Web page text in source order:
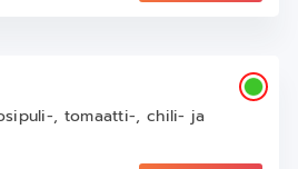
, tomaatti-, chili- ja